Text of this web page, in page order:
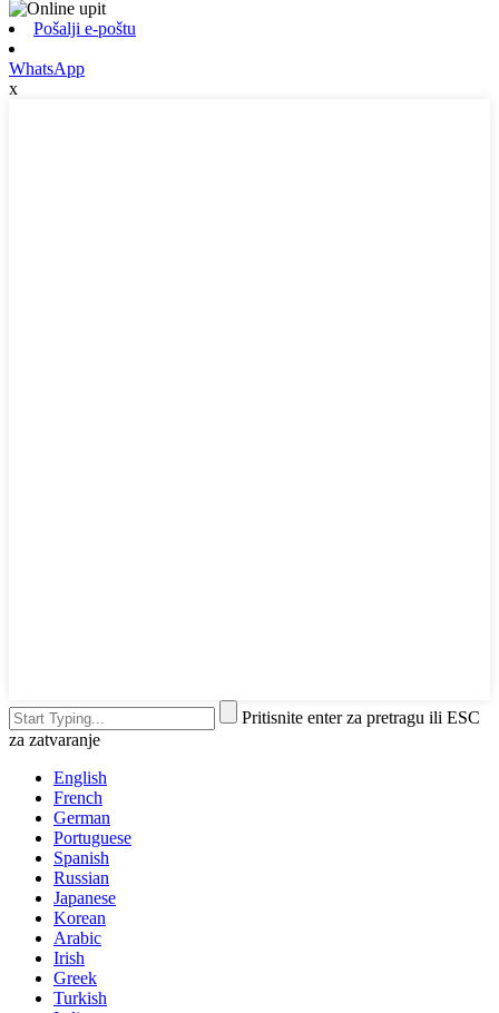
Pošalji e-poštu
WhatsApp
x
Pritisnite enter za pretragu ili ESC
za zatvaranje
English
French
German
Portuguese
Spanish
Russian
Japanese
Korean
Arabic
Irish
Greek
Turkish